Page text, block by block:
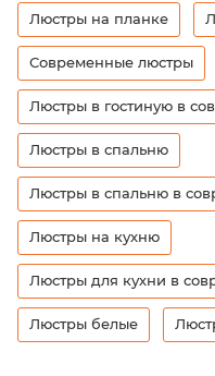
Люстры на планке
Современные люстры
Люстры в гостиную в
Люстры в спальню
Люстры в спальню в
Люстры на кухню
Люстры для кухни в
Люстры белые